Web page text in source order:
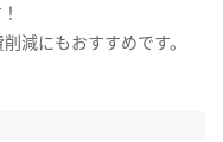
減にもおすすめです。